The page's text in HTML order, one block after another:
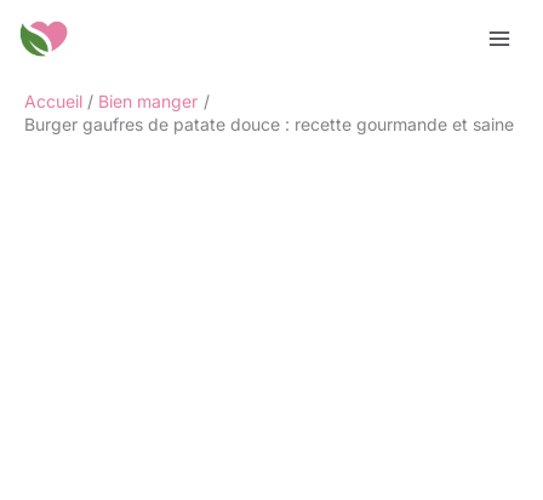
Accueil
Bien manger
Burger gaufres de patate douce : recette gourmande et saine